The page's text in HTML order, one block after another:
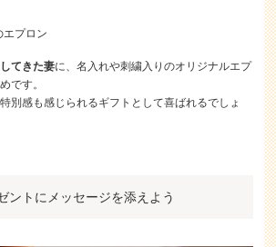
エプロン
てきた妻に、名入れや刺繍入りのオリジナルエプ
です。
別感も感じられるギフトとして喜ばれるでしょ
ントにメッセージを添えよう